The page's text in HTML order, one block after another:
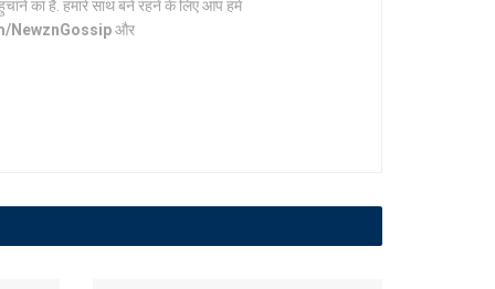
का है. हमारे साथ बने रहने के लिए आप हमें
NewznGossipऔर